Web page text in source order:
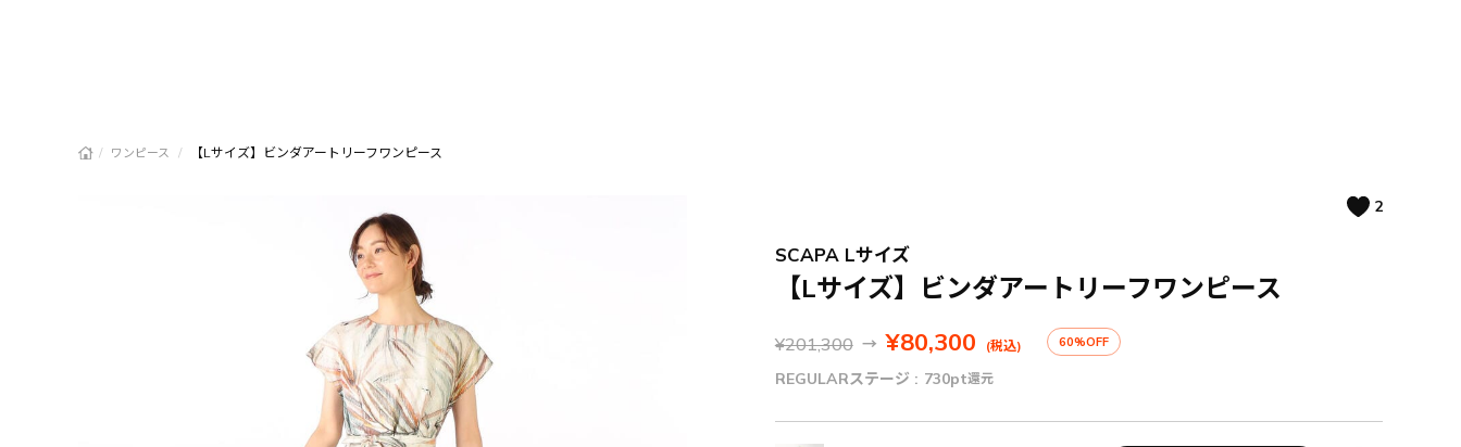
/ ワンピース / 【Lサイズ】ビンダアートリーフワンピース
2
SCAPA Lサイズ
【Lサイズ】ビンダアートリーフワンピース
¥201,300 → ¥80,300 (税込) 60%OFF
REGULARステージ : 730pt還元